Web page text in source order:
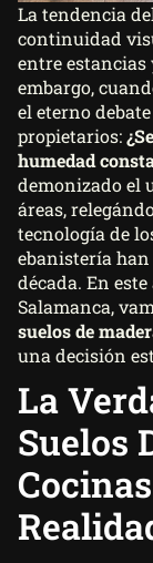
La tendencia
continuidad
entre estancias
embargo,
el eterno
propietarios:
humedad
demonizado el
áreas,
tecnología de
ebanistería
década. En
Salamanca,
suelos de
una decisión
La
Suelos